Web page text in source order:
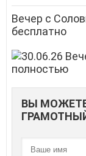
Вечер с
бесплатно
ВЫ